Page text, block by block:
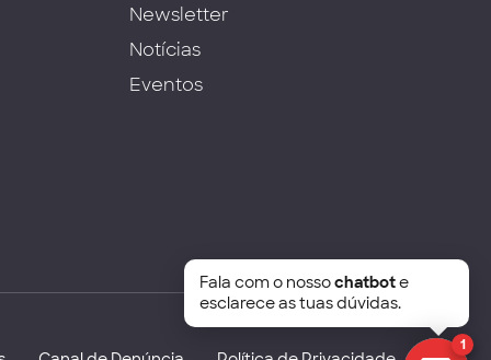
Newsletter
Notícias
Eventos
1
Fala com o nossochatbote
esclarece as tuas dúvidas.